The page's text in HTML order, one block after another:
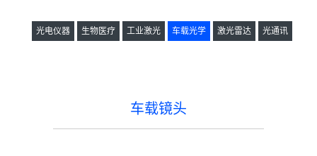
光电仪器 生物医疗 工业激光 车载光学 激光雷达 光通讯
车载镜头